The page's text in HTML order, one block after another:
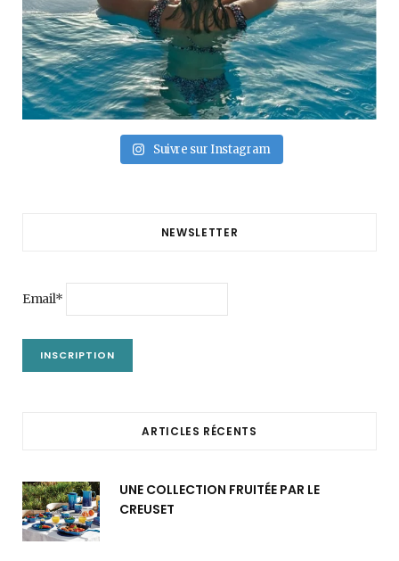
Suivre sur Instagram
NEWSLETTER
Email*
ARTICLES RÉCENTS
UNE COLLECTION FRUITÉE PAR LE
CREUSET